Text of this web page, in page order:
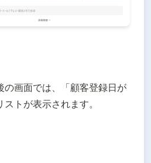
の画面では、「顧客登録日が
トが表示されます。